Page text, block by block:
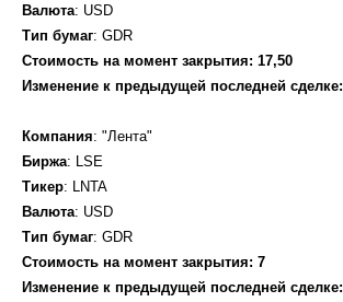
Валюта: USD
Тип бумаг: GDR
Стоимость на момент закрытия: 17,50
Изменение к предыдущей последней сделке:
Компания: "Лента"
Биржа: LSE
Тикер: LNTA
Валюта: USD
Тип бумаг: GDR
Стоимость на момент закрытия: 7
Изменение к предыдущей последней сделке: